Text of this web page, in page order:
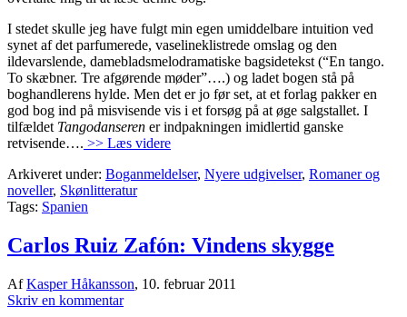
I stedet skulle jeg have fulgt min egen umiddelbare intuition ved
synet af det parfumerede, vaselineklistrede omslag og den
ildevarslende, damebladsmelodramatiske bagsidetekst (“En tango.
To skæbner. Tre afgørende møder”….) og ladet bogen stå på
boghandlerens hylde. Men det er jo før set, at et forlag pakker en
god bog ind på misvisende vis i et forsøg på at øge salgstallet. I
tilfældet Tangodanseren er indpakningen imidlertid ganske
retvisende…. >> Læs videre
Arkiveret under: Boganmeldelser, Nyere udgivelser, Romaner og
noveller, Skønlitteratur
Tags: Spanien
Carlos Ruiz Zafón: Vindens skygge
AfKasper Håkansson, 10. februar 2011
Skriv en kommentar